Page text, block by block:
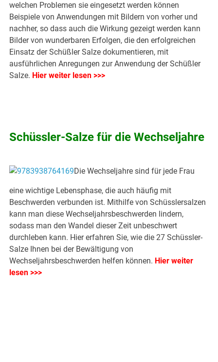
welchen Problemen sie eingesetzt werden können
Beispiele von Anwendungen mit Bildern von vorher und
nachher, so dass auch die Wirkung gezeigt werden kann
Bilder von wunderbaren Erfolgen, die den erfolgreichen
Einsatz der Schüßler Salze dokumentieren, mit
ausführlichen Anregungen zur Anwendung der Schüßler
Salze. Hier weiter lesen >>>
Schüssler-Salze für die Wechseljahre
Die Wechseljahre sind für jede Frau
eine wichtige Lebensphase, die auch häufig mit
Beschwerden verbunden ist. Mithilfe von Schüsslersalzen
kann man diese Wechseljahrsbeschwerden lindern,
sodass man den Wandel dieser Zeit unbeschwert
durchleben kann. Hier erfahren Sie, wie die 27 Schüssler-
Salze Ihnen bei der Bewältigung von
Wechseljahrsbeschwerden helfen können. Hier weiter
lesen >>>